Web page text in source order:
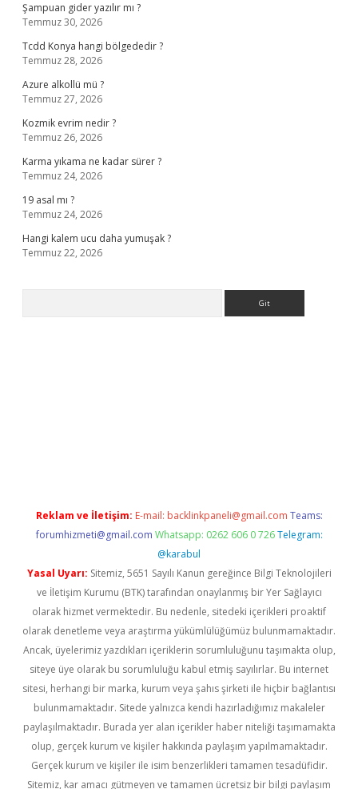
Şampuan gider yazılır mı ?
Temmuz 30, 2026
Tcdd Konya hangi bölgededir ?
Temmuz 28, 2026
Azure alkollü mü ?
Temmuz 27, 2026
Kozmik evrim nedir ?
Temmuz 26, 2026
Karma yıkama ne kadar sürer ?
Temmuz 24, 2026
19 asal mı ?
Temmuz 24, 2026
Hangi kalem ucu daha yumuşak ?
Temmuz 22, 2026
Reklam ve İletişim: E-mail: backlinkpaneli@gmail.com Teams:
forumhizmeti@gmail.com Whatsapp: 0262 606 0 726 Telegram:
@karabul
Yasal Uyarı: Sitemiz, 5651 Sayılı Kanun gereğince Bilgi Teknolojileri
ve İletişim Kurumu (BTK) tarafından onaylanmış bir Yer Sağlayıcı
olarak hizmet vermektedir. Bu nedenle, sitedeki içerikleri proaktif
olarak denetleme veya araştırma yükümlülüğümüz bulunmamaktadır.
Ancak, üyelerimiz yazdıkları içeriklerin sorumluluğunu taşımakta olup,
siteye üye olarak bu sorumluluğu kabul etmiş sayılırlar. Bu internet
sitesi, herhangi bir marka, kurum veya şahıs şirketi ile hiçbir bağlantısı
bulunmamaktadır. Sitede yalnızca kendi hazırladığımız makaleler
paylaşılmaktadır. Burada yer alan içerikler haber niteliği taşımamakta
olup, gerçek kurum ve kişiler hakkında paylaşım yapılmamaktadır.
Gerçek kurum ve kişiler ile isim benzerlikleri tamamen tesadüfidir.
Sitemiz, kar amacı gütmeyen ve tamamen ücretsiz bir bilgi paylaşım